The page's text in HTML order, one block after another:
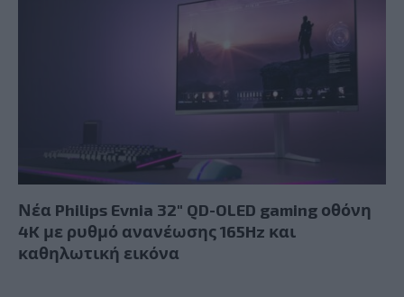
Νέα Philips Evnia 32″ QD-OLED gaming οθόνη
4K με ρυθμό ανανέωσης 165Hz και
καθηλωτική εικόνα